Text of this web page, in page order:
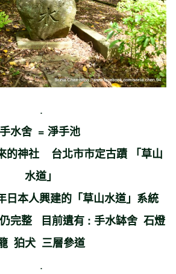
.
手水舍 = 淨手池
的神社 台北市市定古蹟 「草山
水道」
日本人興建的「草山水道」系統
完整 目前遺有 : 手水缽舍 石燈
狛犬 三層參道
.